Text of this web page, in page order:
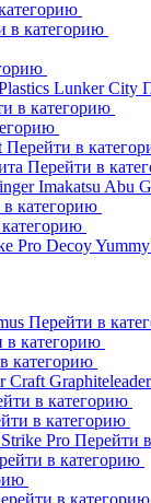
в категорию
Lunker City
в категорию
Перейти в
Перейти в
Imakatsu Abu
категорию
Pro DecoyYummy
Перейти в
в категорию
категорию
Craft Graphiteleader
в категорию
в категорию
Strike Pro Перейти
в категорию
в категорию